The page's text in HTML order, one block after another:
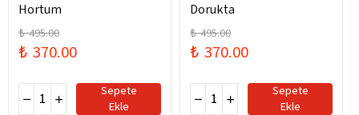
Hortum
₺ 495.00
₺ 370.00
Sepete
Ekle
Dorukta
₺ 495.00
₺ 370.00
Sepete
Ekle